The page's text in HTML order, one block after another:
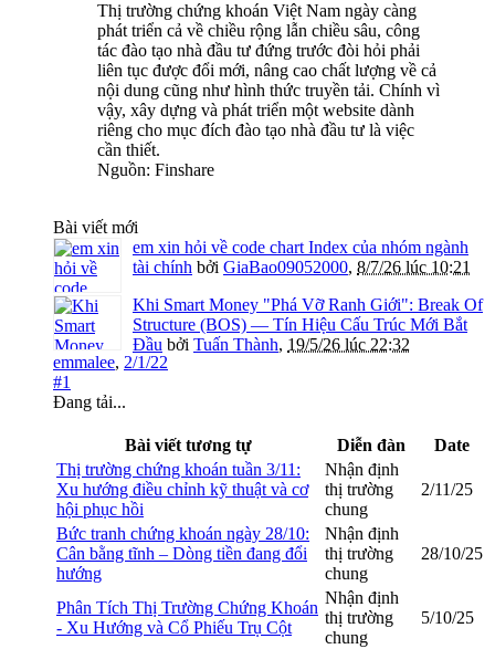
Thị trường chứng khoán Việt Nam ngày càng
phát triển cả về chiều rộng lẫn chiều sâu, công
tác đào tạo nhà đầu tư đứng trước đòi hỏi phải
liên tục được đổi mới, nâng cao chất lượng về cả
nội dung cũng như hình thức truyền tải. Chính vì
vậy, xây dựng và phát triển một website dành
riêng cho mục đích đào tạo nhà đầu tư là việc
cần thiết.
Nguồn: Finshare
Bài viết mới
em xin hỏi về code chart Index của nhóm ngành
tài chính bởi GiaBao09052000, 8/7/26 lúc 10:21
Khi Smart Money "Phá Vỡ Ranh Giới": Break Of
Structure (BOS) — Tín Hiệu Cấu Trúc Mới Bắt
Đầu bởi Tuấn Thành, 19/5/26 lúc 22:32
emmalee, 2/1/22
#1
Đang tải...
Bài viết tương tự Diễn đàn
Date
Thị trường chứng khoán tuần 3/11:
Xu hướng điều chỉnh kỹ thuật và cơ
hội phục hồi
Nhận định
thị trường
chung
2/11/25
Bức tranh chứng khoán ngày 28/10:
Cân bằng tĩnh – Dòng tiền đang đổi
hướng
Nhận định
thị trường
chung
28/10/25
Phân Tích Thị Trường Chứng Khoán
- Xu Hướng và Cổ Phiếu Trụ Cột
Nhận định
thị trường
chung
5/10/25